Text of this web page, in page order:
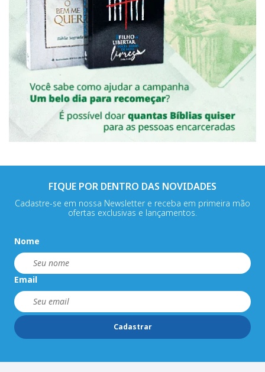
FIQUE POR DENTRO DAS NOVIDADES
Cadastre-se em nossa Newsletter e receba em primeira mão
ofertas exclusivas e lançamentos.
Nome
Email
Cadastrar